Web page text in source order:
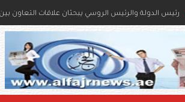
رئيس الدولة ونائباه يعزون خادم الحرمين بوفاة والدة